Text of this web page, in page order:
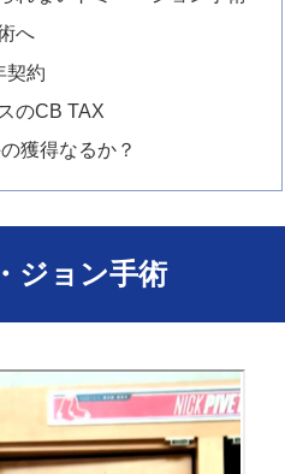
へ
契約
のCB TAX
獲得なるか？
ジョン手術